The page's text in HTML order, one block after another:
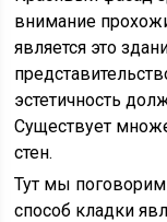
внимание
является это
эстетичность
Существует
стен.
Тут мы
способ кладки